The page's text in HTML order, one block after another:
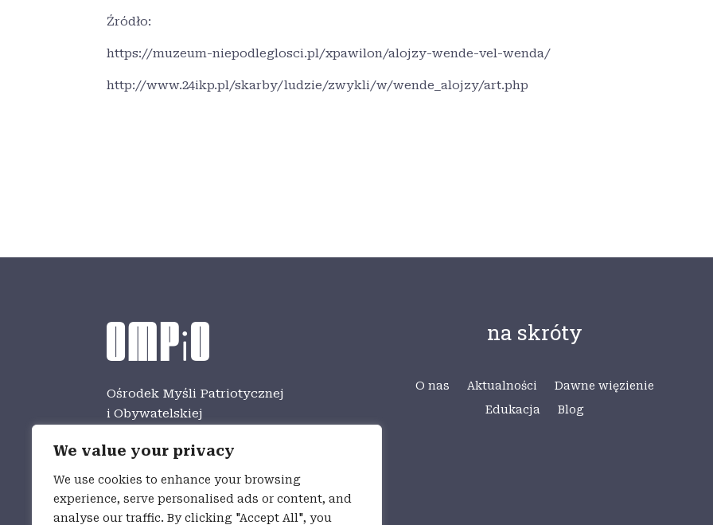
We value your privacy
We use cookies to enhance your browsing
experience, serve personalised ads or content, and
analyse our traffic. By clicking "Accept All", you
Źródło:
https://muzeum-niepodleglosci.pl/xpawilon/alojzy-wende-vel-wenda/
http://www.24ikp.pl/skarby/ludzie/zwykli/w/wende_alojzy/art.php
Ośrodek Myśli Patriotycznej
i Obywatelskiej
tel. 41 367 68 01
Godziny zwiedzania
WT. – CZW. – 9:00 – 17:00
na skróty
O nas Aktualności
Dawne więzienie
Edukacja
Blog